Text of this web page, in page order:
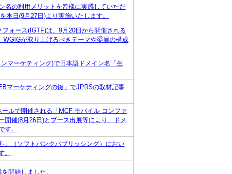
名の利用メリットを皆様に実感していただ
本日(9月27日)より実施いたします。
ォース(IGTF)は、9月20日から開催される
が取り上げるべきテーマや委員の構成
マーケティング)で日本語ドメイン名「生
マーケティングの鍵」でJPRSの取材記事
ルで開催される「MCF モバイル コンファ
開催(8月26日)とブース出展等により、ドメ
す。
」（ソフトバンクパブリッシング）におい
。
開始しました。